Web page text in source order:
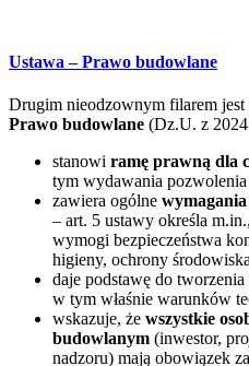
Ustawa – Prawo budowlane
Drugim nieodzownym filarem jest
Prawo budowlane (Dz.U. z
stanowi ramę prawną dla
tym wydawania
zawiera ogólne
– art. 5 ustawy określa
wymogi bezpieczeństwa
higieny, ochrony
daje podstawę do
w tym właśnie warunków
wskazuje, że wszystkie
budowlanym (inwestor,
nadzoru) mają obowiązek